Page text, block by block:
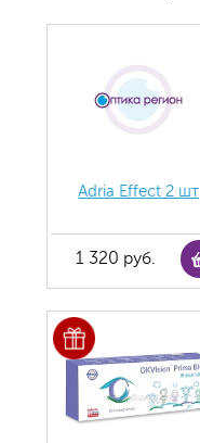
Adria Effect 2 шт
1 320 руб.